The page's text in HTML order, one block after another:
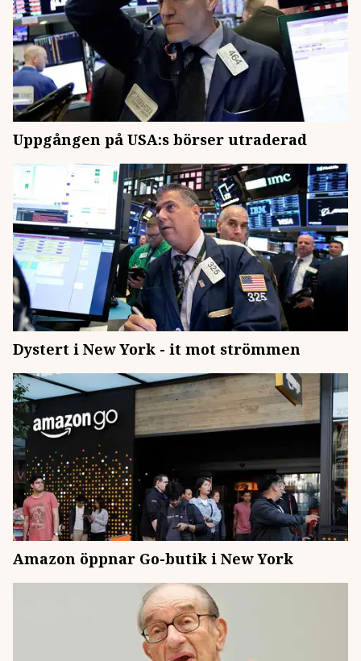
Uppgången på USA:s börser utraderad
Dystert i New York - it mot strömmen
Amazon öppnar Go-butik i New York